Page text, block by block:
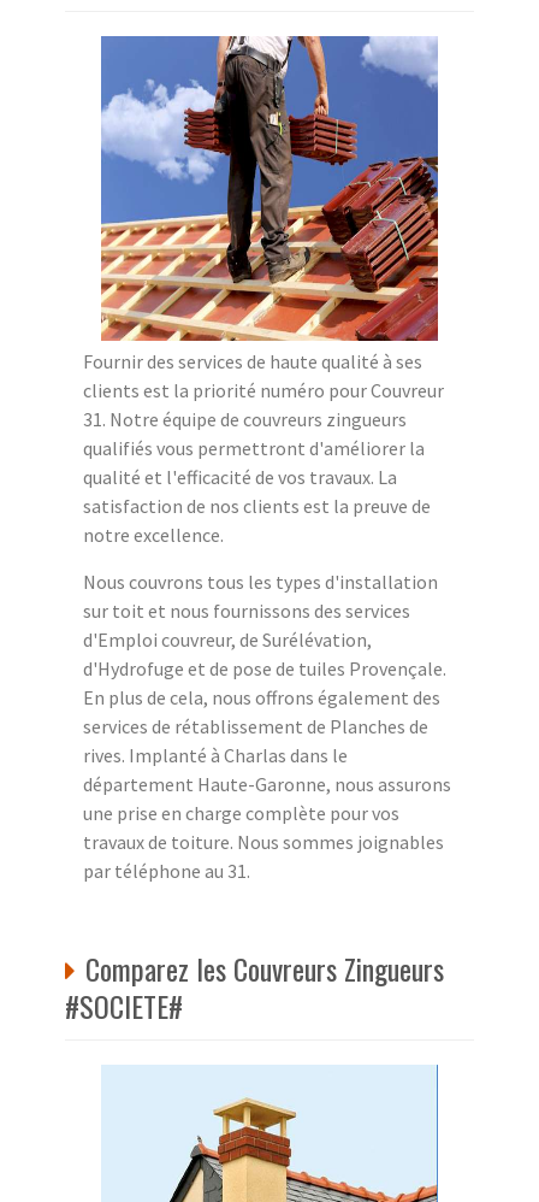
Fournir des services de haute qualité à ses
clients est la priorité numéro pour Couvreur
31. Notre équipe de couvreurs zingueurs
qualifiés vous permettront d'améliorer la
qualité et l'efficacité de vos travaux. La
satisfaction de nos clients est la preuve de
notre excellence.
Nous couvrons tous les types d'installation
sur toit et nous fournissons des services
d'Emploi couvreur, de Surélévation,
d'Hydrofuge et de pose de tuiles Provençale.
En plus de cela, nous offrons également des
services de rétablissement de Planches de
rives. Implanté à Charlas dans le
département Haute-Garonne, nous assurons
une prise en charge complète pour vos
travaux de toiture. Nous sommes joignables
par téléphone au 31.
Comparez les Couvreurs Zingueurs
#SOCIETE#